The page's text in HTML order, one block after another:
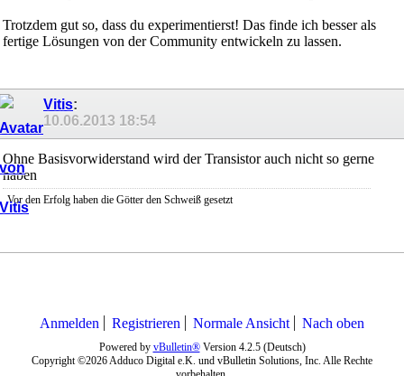
Trotzdem gut so, dass du experimentierst! Das finde ich besser als
fertige Lösungen von der Community entwickeln zu lassen.
Vitis:
10.06.2013 18:54
Ohne Basisvorwiderstand wird der Transistor auch nicht so gerne
haben
Vor den Erfolg haben die Götter den Schweiß gesetzt
Anmelden Registrieren Normale Ansicht Nach oben
Powered by vBulletin®Version 4.2.5 (Deutsch)
Copyright ©2026 Adduco Digital e.K. und vBulletin Solutions, Inc. Alle Rechte